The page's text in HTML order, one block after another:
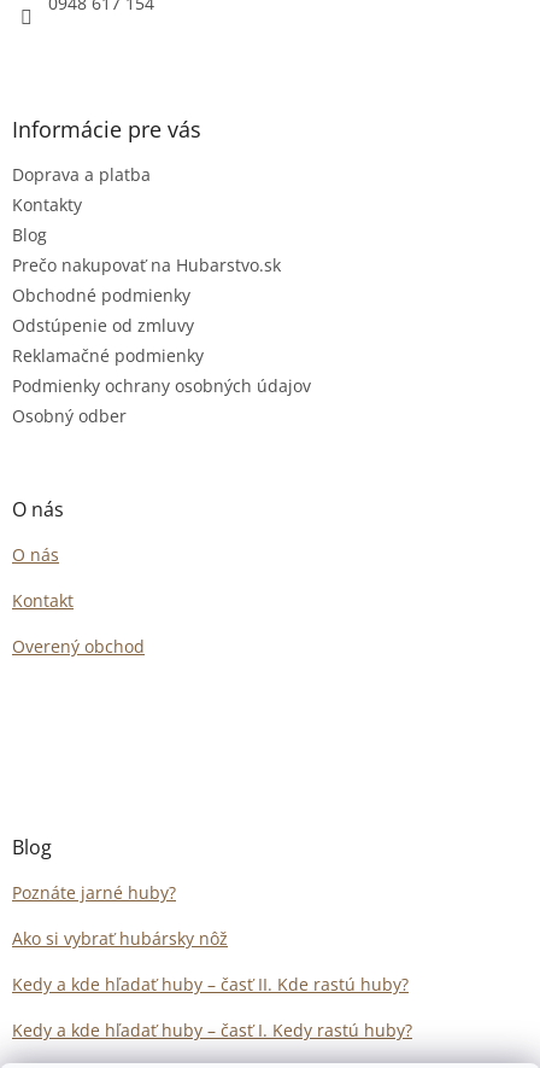
Informácie pre vás
Doprava a platba
Kontakty
Blog
Prečo nakupovať na Hubarstvo.sk
Obchodné podmienky
Odstúpenie od zmluvy
Reklamačné podmienky
Podmienky ochrany osobných údajov
Osobný odber
O nás
O nás
Kontakt
Overený obchod
Blog
Poznáte jarné huby?
Ako si vybrať hubársky nôž
Kedy a kde hľadať huby – časť II. Kde rastú huby?
Kedy a kde hľadať huby – časť I. Kedy rastú huby?